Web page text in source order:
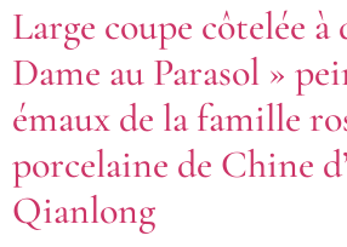
Large coupe côtelée à
Dame au Parasol »
émaux de la famille
porcelaine de Chine
Qianlong